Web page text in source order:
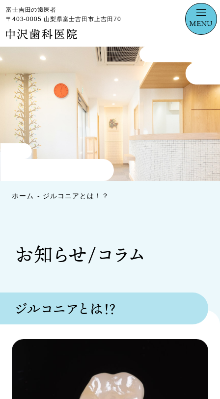
富士吉田の歯医者
〒403-0005 山梨県富士吉田市上吉田70
ホーム ジルコニアとは！？
お知らせ/コラム
ジルコニアとは！？
MENU